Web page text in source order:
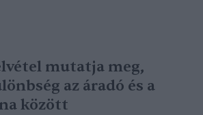
mutatja meg,
az áradó és a
között